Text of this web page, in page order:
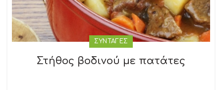
ΣΥΝΤΑΓΕΣ
Στήθος βοδινού με πατάτες